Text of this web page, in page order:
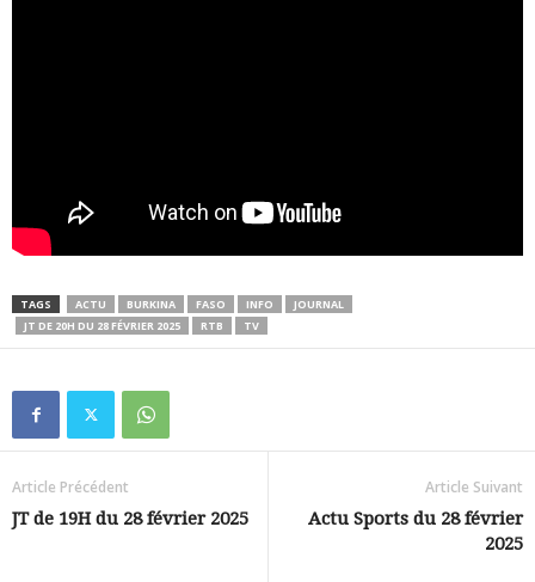
TAGS ACTU BURKINA FASO INFO
JOURNAL
JT DE 20H DU 28 FÉVRIER 2025
RTB TV
Article Précédent
JT de 19H du 28 février 2025
Article Suivant
Actu Sports du 28 février
2025